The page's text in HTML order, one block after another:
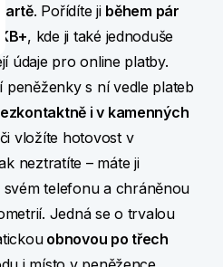
. Pořídíte ji během pár
, kde ji také jednoduše
údaje pro online platby.
s ní vedle plateb
i v kamenných
vložíte hotovost v
neztratíte – máte ji
telefonu a chráněnou
Jedná se o trvalou
obnovou po třech